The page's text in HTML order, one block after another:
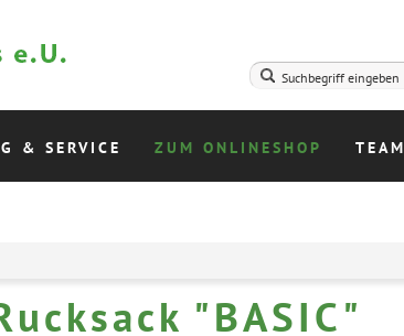
& SERVICE ZUM ONLINESHOP TEAM
"BASIC"